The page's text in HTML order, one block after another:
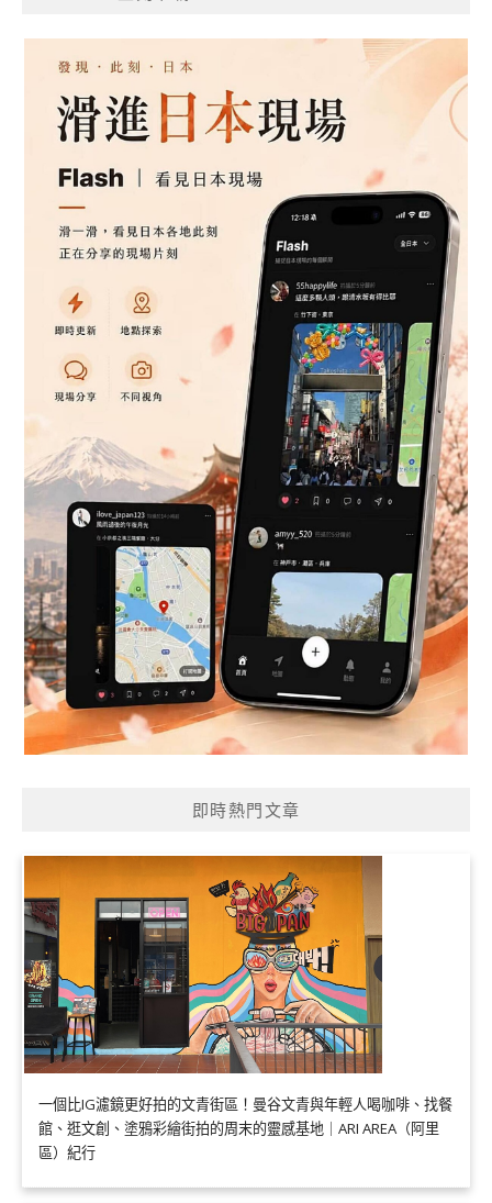
即時熱門文章
一個比IG濾鏡更好拍的文青街區！曼谷文青與年輕人喝咖啡、找餐
館、逛文創、塗鴉彩繪街拍的周末的靈感基地｜ARI AREA（阿里
區）紀行